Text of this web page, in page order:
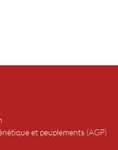
et peuplements(AGP)